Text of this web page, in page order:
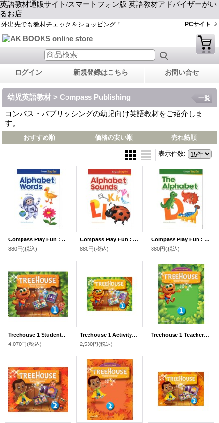
英語教材通販サイト/スマートフォン版 英語教材アドバイザーがい
るお店
外出先でも教材チェック＆ショッピング！ PCサイト
ログイン 新規登録はこちら お問い合せ
幼児英語教材 > Compass Publishing
コンパス・パブリッシングの幼児向け英語教材をご紹介しま
す。
一覧
おすすめ順 価格の安い順 売れ筋順
表示件数:
Compass Play Fun : Alphabet Words Workbook
880円(税込)
Compass Play Fun : Alphabet Sounds Workbook
880円(税込)
Compass Play Fun : The Alphabet
880円(税込)
Treehouse 1 Student Book
4,070円(税込)
Treehouse 1 Activitybook
2,530円(税込)
Treehouse 1 Teacher's Guide